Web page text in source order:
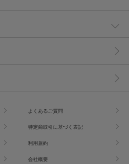
よくあるご質問
特定商取引に基づく表記
利用規約
会社概要